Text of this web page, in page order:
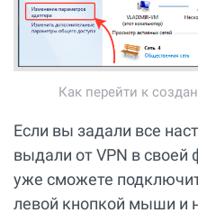
Как перейти к
Если вы задали все
выдали от VPN в своей
уже сможете
левой кнопкой мыши и